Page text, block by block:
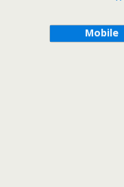
Mobile